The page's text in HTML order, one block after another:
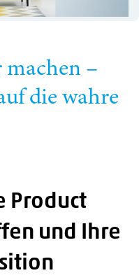
–
die wahre
Product
und Ihre